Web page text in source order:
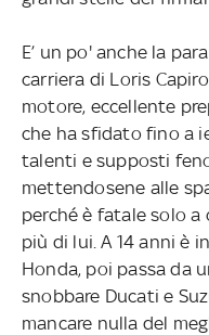
E’ un po' anche la
carriera di Loris
motore, eccellente
che ha sfidato fino a
talenti e supposti
mettendosene alle
perché è fatale solo
più di lui. A 14 anni è
Honda, poi passa da
snobbare Ducati e
mancare nulla del